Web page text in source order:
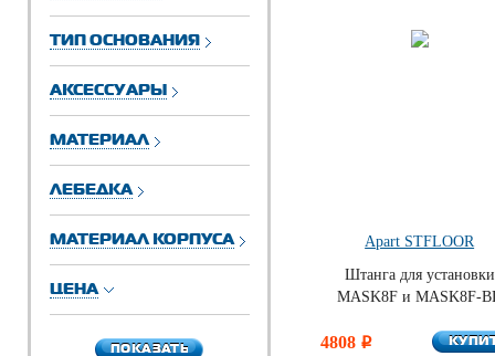
ТИП ОСНОВАНИЯ
АКСЕССУАРЫ
МАТЕРИАЛ
ЛЕБЕДКА
МАТЕРИАЛ КОРПУСА
ЦЕНА
ПОКАЗАТЬ
ПОКАЗАТЬ
Apart STFLOOR
Штанга для установки
MASK8F и MASK8F-
4808 i